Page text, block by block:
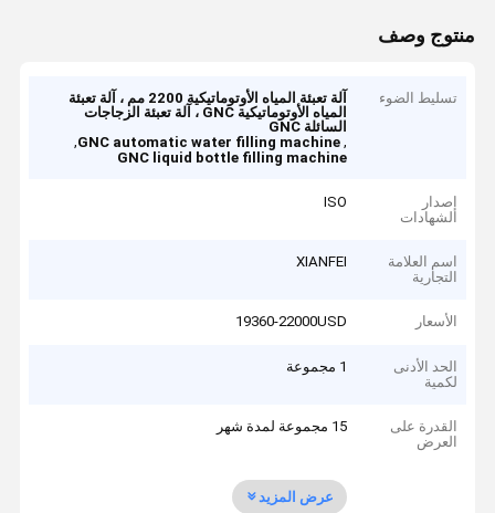
منتوج وصف
تسليط الضوء
آلة تعبئة المياه الأوتوماتيكية 2200 مم ، آلة تعبئة
المياه الأوتوماتيكية GNC ، آلة تعبئة الزجاجات
السائلة GNC
,
GNC automatic water filling machine
,
GNC liquid bottle filling machine
إصدار
الشهادات
ISO
اسم العلامة
التجارية
XIANFEI
الأسعار 19360-22000USD
الحد الأدنى
لكمية
1 مجموعة
القدرة على
العرض
15 مجموعة لمدة شهر
عرض المزيد